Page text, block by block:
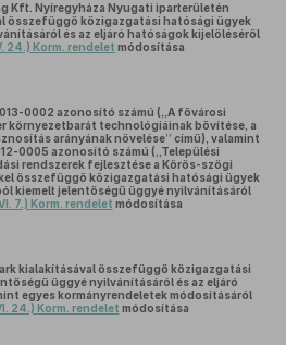
Kft. Nyíregyháza Nyugati iparterületén
összefüggő közigazgatási hatósági ügyek
és az eljáró hatóságok kijelöléséről
24.) Korm. rendelet módosítása
2013-0002 azonosító számú („A fővárosi
környezetbarát technológiáinak bővítése, a
arányának növelése” című), valamint
0005 azonosító számú („Települési
rendszerek fejlesztése a Körös-szögi
összefüggő közigazgatási hatósági ügyek
kiemelt jelentőségű üggyé nyilvánításáról
7.) Korm. rendelet módosítása
kialakításával összefüggő közigazgatási
üggyé nyilvánításáról és az eljáró
egyes kormányrendeletek módosításáról
24.) Korm. rendelet módosítása